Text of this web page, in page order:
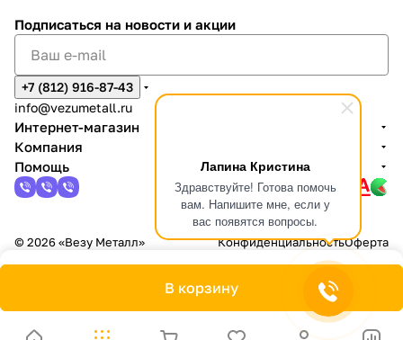
Лапина Кристина
Здравствуйте! Готова помочь
вам. Напишите мне, если у
вас появятся вопросы.
В корзину
Подписаться на новости и акции
+7 (812) 916-87-43
info@vezumetall.ru
Интернет-магазин
Компания
Помощь
© 2026 «Везу Металл» КонфиденциальностьОферта